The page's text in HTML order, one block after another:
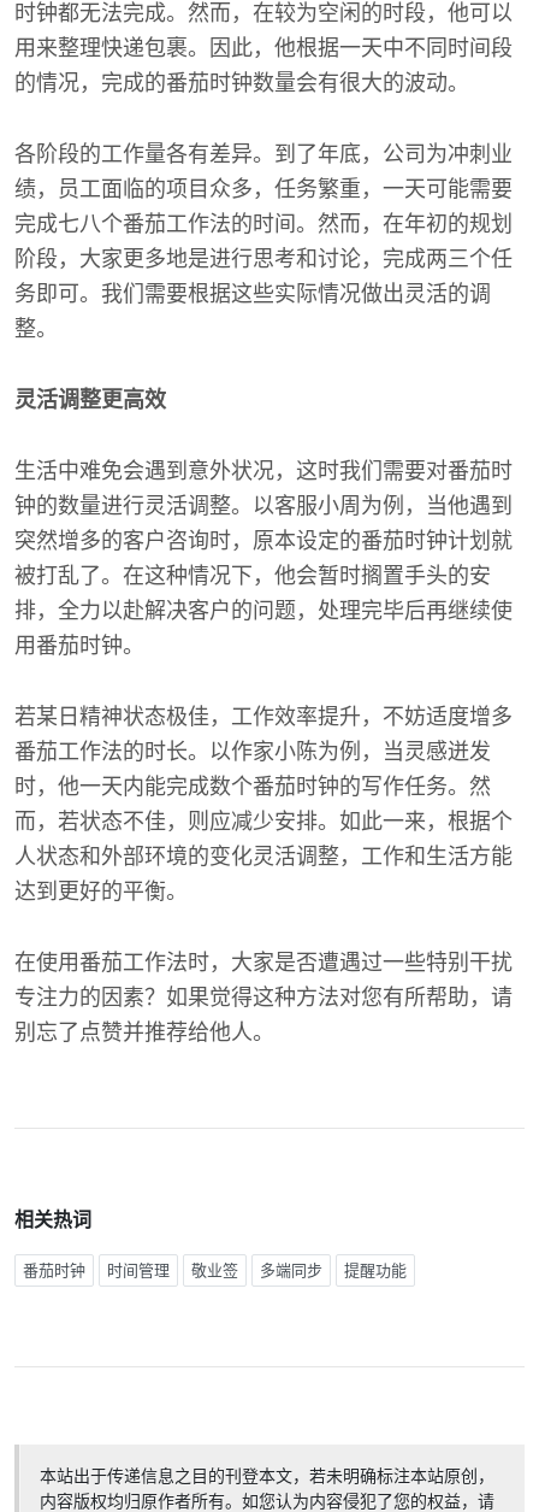
时钟都无法完成。然而，在较为空闲的时段，他可以
用来整理快递包裹。因此，他根据一天中不同时间段
的情况，完成的番茄时钟数量会有很大的波动。
各阶段的工作量各有差异。到了年底，公司为冲刺业
绩，员工面临的项目众多，任务繁重，一天可能需要
完成七八个番茄工作法的时间。然而，在年初的规划
阶段，大家更多地是进行思考和讨论，完成两三个任
务即可。我们需要根据这些实际情况做出灵活的调
整。
灵活调整更高效
生活中难免会遇到意外状况，这时我们需要对番茄时
钟的数量进行灵活调整。以客服小周为例，当他遇到
突然增多的客户咨询时，原本设定的番茄时钟计划就
被打乱了。在这种情况下，他会暂时搁置手头的安
排，全力以赴解决客户的问题，处理完毕后再继续使
用番茄时钟。
若某日精神状态极佳，工作效率提升，不妨适度增多
番茄工作法的时长。以作家小陈为例，当灵感迸发
时，他一天内能完成数个番茄时钟的写作任务。然
而，若状态不佳，则应减少安排。如此一来，根据个
人状态和外部环境的变化灵活调整，工作和生活方能
达到更好的平衡。
在使用番茄工作法时，大家是否遭遇过一些特别干扰
专注力的因素？如果觉得这种方法对您有所帮助，请
别忘了点赞并推荐给他人。
相关热词
番茄时钟 时间管理 敬业签 多端同步 提醒功能
本站出于传递信息之目的刊登本文，若未明确标注本站原创，
内容版权均归原作者所有。如您认为内容侵犯了您的权益，请